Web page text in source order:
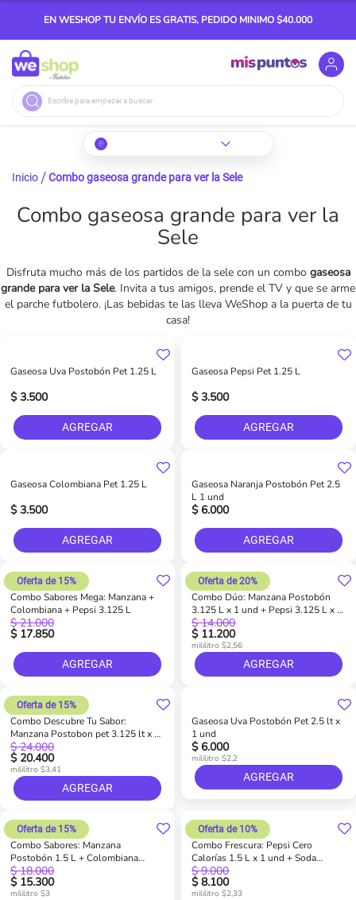
EN WESHOP TU ENVÍO ES GRATIS, PEDIDO MINIMO $40.000
Buscar
Inicio Combo gaseosa grande para ver la Sele
Combo gaseosa grande para ver la
Sele
Disfruta mucho más de los partidos de la sele con un combo gaseosa
grande para ver la Sele. Invita a tus amigos, prende el TV y que se arme
el parche futbolero. ¡Las bebidas te las lleva WeShop a la puerta de tu
casa!
Gaseosa Uva Postobón Pet 1.25 L
$ 3.500
AGREGAR
Gaseosa Pepsi Pet 1.25 L
$ 3.500
AGREGAR
Gaseosa Colombiana Pet 1.25 L
$ 3.500
AGREGAR
Gaseosa Naranja Postobón Pet 2.5
L 1 und
$ 6.000
AGREGAR
Combo Sabores Mega: Manzana +
Colombiana + Pepsi 3.125 L
$ 17.850
$ 21.000
Oferta de 15%
AGREGAR
Combo Dúo: Manzana Postobón
3.125 L x 1 und + Pepsi 3.125 L x 1
und
$ 11.200
$ 14.000
Oferta de 20%
mililitro $2,56
AGREGAR
Combo Descubre Tu Sabor:
Manzana Postobon pet 3.125 lt x 1
und + Manzana Postobon pet 250
ml x 2 und + Uva pet 1.5 lt x 1 und
+ Naranja pet 1.5 lt x 1 und +
Toronja pet 400 ml x 2 und
$ 20.400
$ 24.000
Oferta de 15%
mililitro $3,41
AGREGAR
Gaseosa Uva Postobón Pet 2.5 lt x
1 und
$ 6.000
mililitro $2,2
AGREGAR
Combo Sabores: Manzana
Postobón 1.5 L + Colombiana
Postobón 1.5 L + Uva Postobón 1.5
L + Naranja Postobón 1.5 L
$ 15.300
$ 18.000
Oferta de 15%
mililitro $3
Combo Frescura: Pepsi Cero
Calorías 1.5 L x 1 und + Soda
Bretaña 1.5 L x 1 und
$ 8.100
$ 9.000
Oferta de 10%
mililitro $2,33